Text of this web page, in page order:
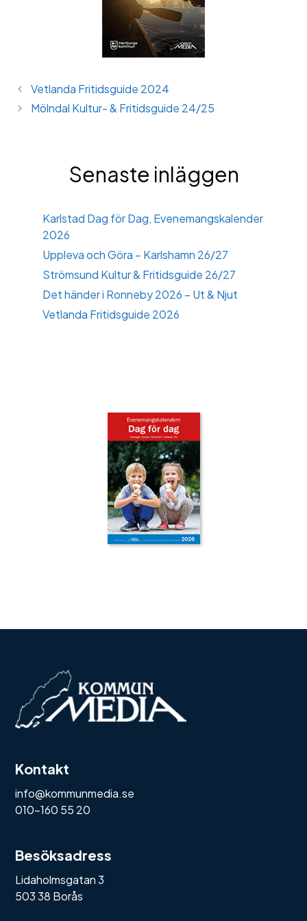
Vetlanda Fritidsguide 2024
Mölndal Kultur- & Fritidsguide 24/25
Senaste inläggen
Karlstad Dag för Dag, Evenemangskalender
2026
Uppleva och Göra – Karlshamn 26/27
Strömsund Kultur & Fritidsguide 26/27
Det händer i Ronneby 2026 – Ut & Njut
Vetlanda Fritidsguide 2026
Kontakt
info@kommunmedia.se
010-160 55 20
Besöksadress
Lidaholmsgatan 3
503 38 Borås